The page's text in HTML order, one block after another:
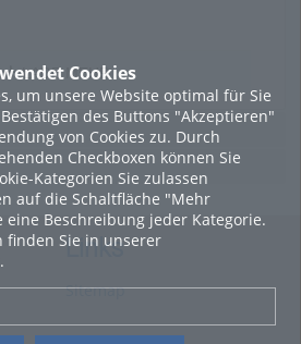
Cookies
um unsere Website optimal für Sie
des Buttons "Akzeptieren"
von Cookies zu. Durch
Checkboxen können Sie
Kategorien Sie zulassen
auf die Schaltfläche "Mehr
eine Beschreibung jeder Kategorie.
finden Sie in unserer
.
LADE MEHR
Links
Sitemap